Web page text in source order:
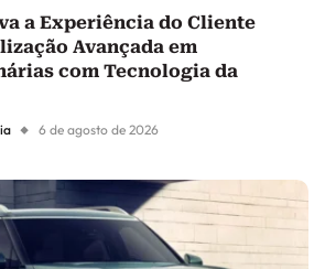
a Experiência do Cliente
Avançada em
com Tecnologia da
6 de agosto de 2026